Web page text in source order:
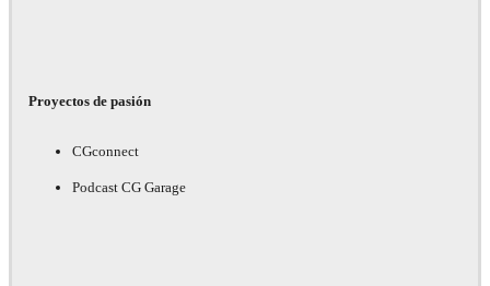
Proyectos de pasión
CGconnect
Podcast CG Garage